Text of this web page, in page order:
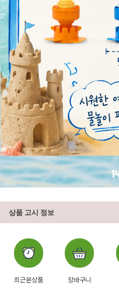
상품 고시 정보
최근본상품 장바구니